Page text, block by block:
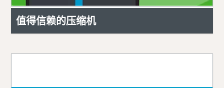
值得信赖的压缩机